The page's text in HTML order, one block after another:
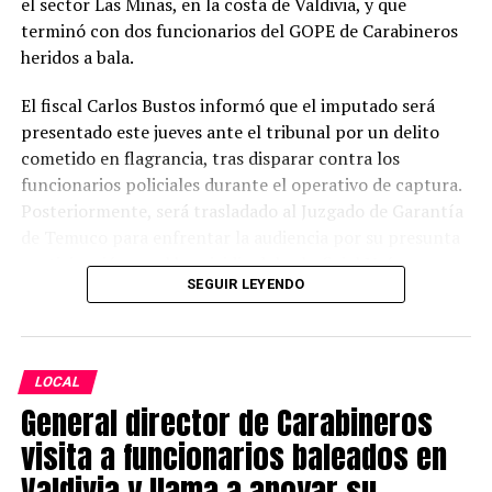
que puedan afectar zonas urbanas, viviendas o
infraestructura vial, la habilitación de canaletas o
implementación de rutas alternativas para el tránsito.
Finalmente, Senapred recomendó a la población evitar
desplazamientos innecesarios, privilegiar el uso de
vehículos de doble tracción cuando sea indispensable
terminó con dos funcionarios del GOPE de Carabineros
heridos a bala.
El fiscal Carlos Bustos informó que el imputado será
presentado este jueves ante el tribunal por un delito
cometido en flagrancia, tras disparar contra los
funcionarios policiales durante el operativo de captura.
Posteriormente, será trasladado al Juzgado de Garantía
participación en el homicidio del suboficial Naín.
Según explicó el persecutor, el procedimiento se
desarrolló cuando personal policial ejecutó una orden
de entrada y registro en un inmueble ubicado en el
sector Las Minas, donde se encontraba Cancino Tapia.
Al momento del ingreso, el sujeto habría opuesto
resistencia utilizando un revólver y efectuando disparos
contra los carabineros.
SEGUIR LEYENDO
LOCAL
General director de Carabineros
visita a funcionarios baleados en